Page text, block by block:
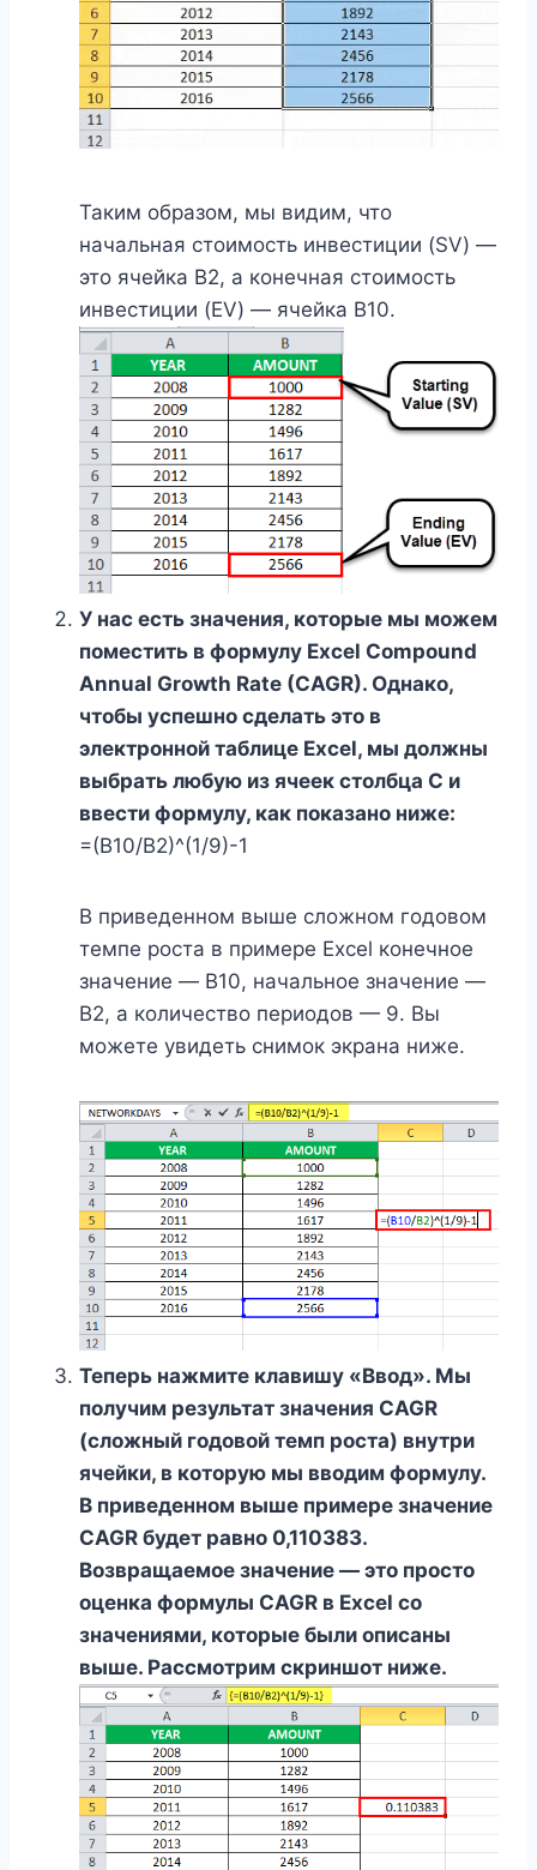
Таким образом, мы видим, что
начальная стоимость инвестиции (SV) —
это ячейка B2, а конечная стоимость
инвестиции (EV) — ячейка B10.
У нас есть значения, которые мы можем
поместить в формулу Excel Compound
Annual Growth Rate (CAGR). Однако,
чтобы успешно сделать это в
электронной таблице Excel, мы должны
выбрать любую из ячеек столбца C и
ввести формулу, как показано ниже:
=(В10/В2)^(1/9)-1
В приведенном выше сложном годовом
темпе роста в примере Excel конечное
значение — B10, начальное значение —
B2, а количество периодов — 9. Вы
можете увидеть снимок экрана ниже.
Теперь нажмите клавишу «Ввод». Мы
получим результат значения CAGR
(сложный годовой темп роста) внутри
ячейки, в которую мы вводим формулу.
В приведенном выше примере значение
CAGR будет равно 0,110383.
Возвращаемое значение — это просто
оценка формулы CAGR в Excel со
значениями, которые были описаны
выше. Рассмотрим скриншот ниже.